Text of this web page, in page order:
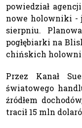
powiedział
nowe holowniki -
sierpniu.
pogłębiarki na
chińskich
Przez Kanał
światowego
źródłem
tracił 15 mln